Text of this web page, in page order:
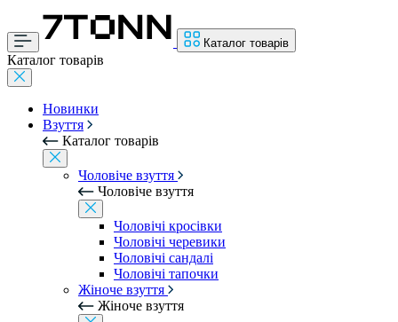
Каталог товарів
Каталог товарів
Новинки
Взуття
Каталог товарів
Чоловіче взуття
Чоловіче взуття
Чоловічі кросівки
Чоловічі черевики
Чоловічі сандалі
Чоловічі тапочки
Жіноче взуття
Жіноче взуття